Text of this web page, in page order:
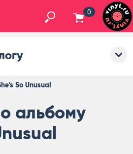
0
So Unusual
альбому